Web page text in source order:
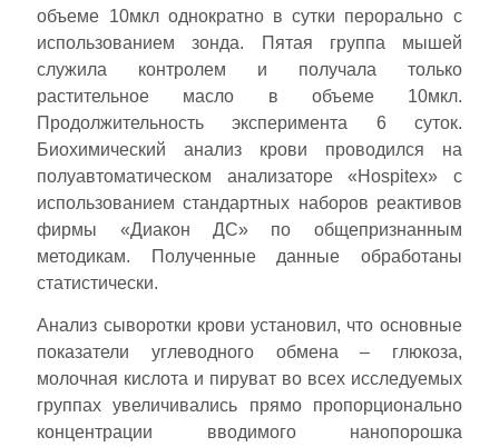
объеме 10мкл однократно в сутки перорально с
использованием зонда. Пятая группа мышей
служила контролем и получала только
растительное масло в объеме 10мкл.
Продолжительность эксперимента 6 суток.
Биохимический анализ крови проводился на
полуавтоматическом анализаторе «Hospitex» с
использованием стандартных наборов реактивов
фирмы «Диакон ДС» по общепризнанным
методикам. Полученные данные обработаны
статистически.
Анализ сыворотки крови установил, что основные
показатели углеводного обмена – глюкоза,
молочная кислота и пируват во всех исследуемых
группах увеличивались прямо пропорционально
концентрации вводимого нанопорошка